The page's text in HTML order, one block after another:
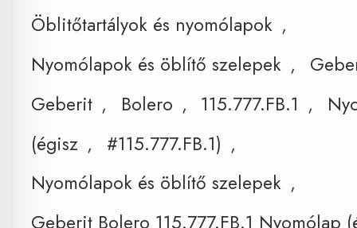
Öblitőtartályok és nyomólapok ,
Nyomólapok és öblítő szelepek ,
Geberit , Bolero , 115.777.FB.1 ,
(égisz , #115.777.FB.1) ,
Nyomólapok és öblítő szelepek ,
Geberit Bolero 115.777.FB.1 Nyomólap